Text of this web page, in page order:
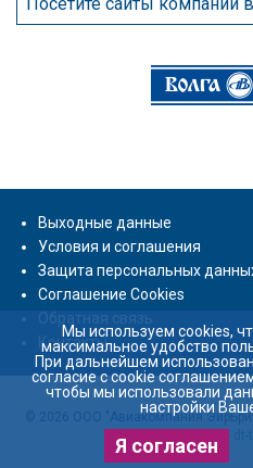
Выходные данные
Условия и соглашения
Защита персональных
Соглашение Cookies
Обратная связь
Контакты
© 2026 ООО "Авиакомпания
Дизайн -
Mы используем cookies,
максимальное удобство
При дальнейшем
согласие с cookie
чтобы мы использовали
настройки
Я согласен